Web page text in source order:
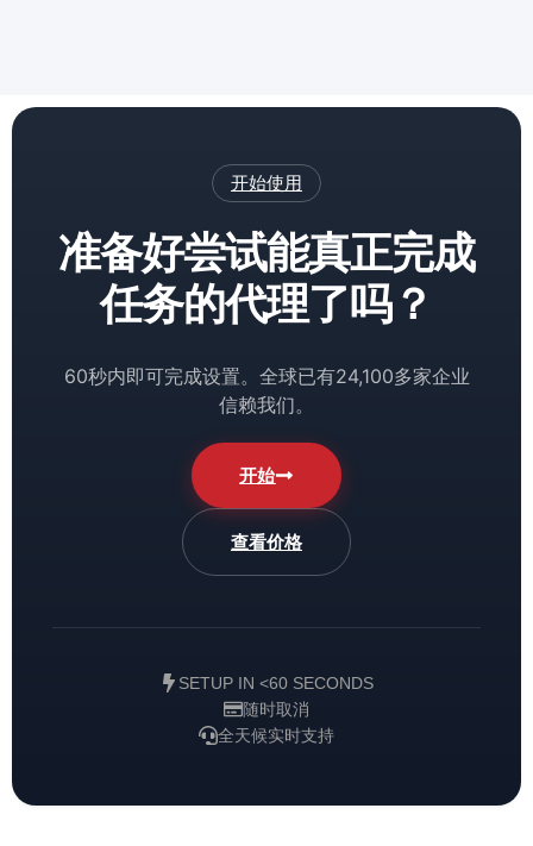
开始使用
准备好尝试能真正完成
任务的代理了吗？
60秒内即可完成设置。全球已有24,100多家企业
信赖我们。
开始
查看价格
SETUP IN <60 SECONDS
随时取消
全天候实时支持